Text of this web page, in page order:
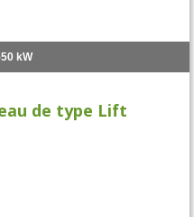
kW
de type Lift